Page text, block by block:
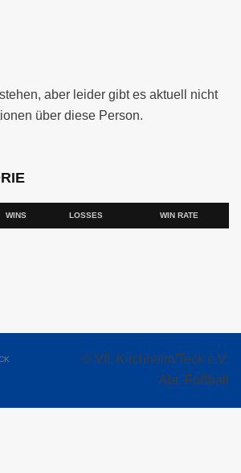
aber leider gibt es aktuell nicht
über diese Person.
WINS LOSSES WIN RATE
© VfL Kirchheim/Teck e.V.
Abt. Fußball